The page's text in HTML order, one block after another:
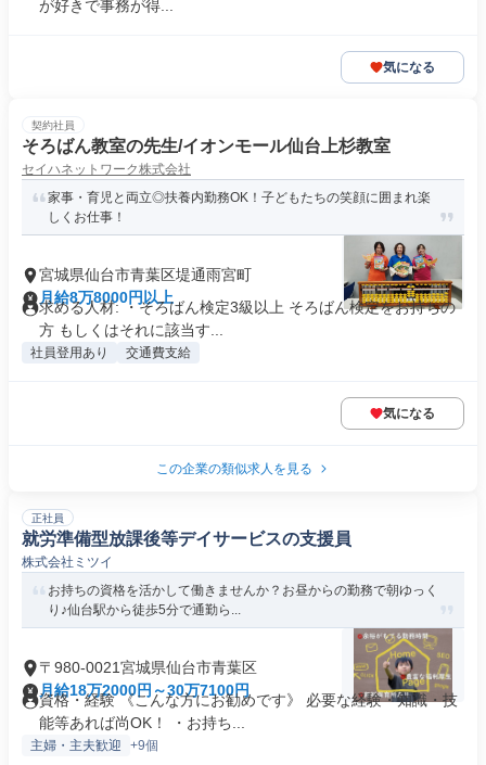
が好きで事務が得...
気になる
契約社員
そろばん教室の先生/イオンモール仙台上杉教室
セイハネットワーク株式会社
家事・育児と両立◎扶養内勤務OK！子どもたちの笑顔に囲まれ楽
しくお仕事！
宮城県仙台市青葉区堤通雨宮町
月給8万8000円以上
求める人材: ・そろばん検定3級以上 そろばん検定をお持ちの
方 もしくはそれに該当す...
社員登用あり 交通費支給
気になる
この企業の類似求人を見る
正社員
就労準備型放課後等デイサービスの支援員
株式会社ミツイ
お持ちの資格を活かして働きませんか？お昼からの勤務で朝ゆっく
り♪仙台駅から徒歩5分で通勤ら...
〒980-0021宮城県仙台市青葉区
月給18万2000円～30万7100円
資格・経験 《こんな方にお勧めです》 必要な経験・知識・技
能等あれば尚OK！ ・お持ち...
主婦・主夫歓迎 +9個